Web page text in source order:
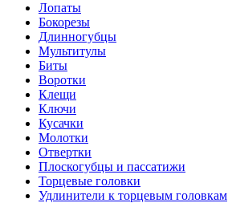
Лопаты
Бокорезы
Длинногубцы
Мультитулы
Биты
Воротки
Клещи
Ключи
Кусачки
Молотки
Отвертки
Плоскогубцы и пассатижи
Торцевые головки
Удлинители к торцевым головкам